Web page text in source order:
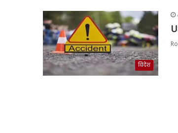
विदेश